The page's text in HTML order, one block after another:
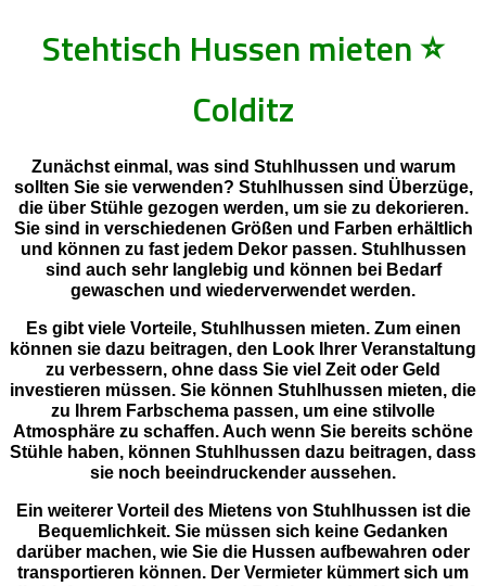
Stehtisch Hussen mieten⭐
Colditz
Zunächst einmal, was sind Stuhlhussen und warum
sollten Sie sie verwenden? Stuhlhussen sind Überzüge,
die über Stühle gezogen werden, um sie zu dekorieren.
Sie sind in verschiedenen Größen und Farben erhältlich
und können zu fast jedem Dekor passen. Stuhlhussen
sind auch sehr langlebig und können bei Bedarf
gewaschen und wiederverwendet werden.
Es gibt viele Vorteile, Stuhlhussen mieten. Zum einen
können sie dazu beitragen, den Look Ihrer Veranstaltung
zu verbessern, ohne dass Sie viel Zeit oder Geld
investieren müssen. Sie können Stuhlhussen mieten, die
zu Ihrem Farbschema passen, um eine stilvolle
Atmosphäre zu schaffen. Auch wenn Sie bereits schöne
Stühle haben, können Stuhlhussen dazu beitragen, dass
sie noch beeindruckender aussehen.
Ein weiterer Vorteil des Mietens von Stuhlhussen ist die
Bequemlichkeit. Sie müssen sich keine Gedanken
darüber machen, wie Sie die Hussen aufbewahren oder
transportieren können. Der Vermieter kümmert sich um